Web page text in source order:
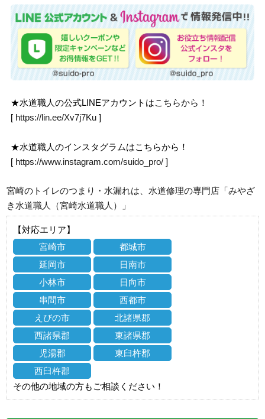
★水道職人の公式LINEアカウントはこちらから！
[ https://lin.ee/Xv7j7Ku ]
★水道職人のインスタグラムはこちらから！
[ https://www.instagram.com/suido_pro/ ]
宮崎のトイレのつまり・水漏れは、水道修理の専門店「みやざ
き水道職人（宮崎水道職人）」
【対応エリア】
宮崎市
都城市
延岡市
日南市
小林市
日向市
串間市
西都市
えびの市
北諸県郡
西諸県郡
東諸県郡
児湯郡
東臼杵郡
西臼杵郡
その他の地域の方もご相談ください！